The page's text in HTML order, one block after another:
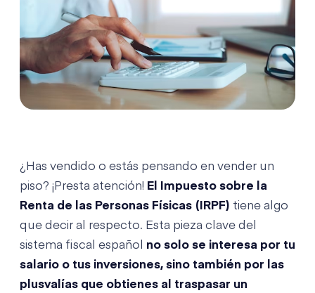
¿Has vendido o estás pensando en vender un
piso? ¡Presta atención! El Impuesto sobre la
Renta de las Personas Físicas (IRPF) tiene algo
que decir al respecto. Esta pieza clave del
sistema fiscal español no solo se interesa por tu
salario o tus inversiones, sino también por las
plusvalías que obtienes al traspasar un